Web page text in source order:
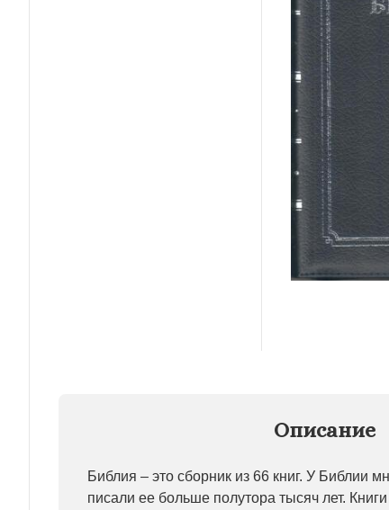
Описание
Библия – это сборник из 66 книг. У Библии
писали ее больше полутора тысяч лет.